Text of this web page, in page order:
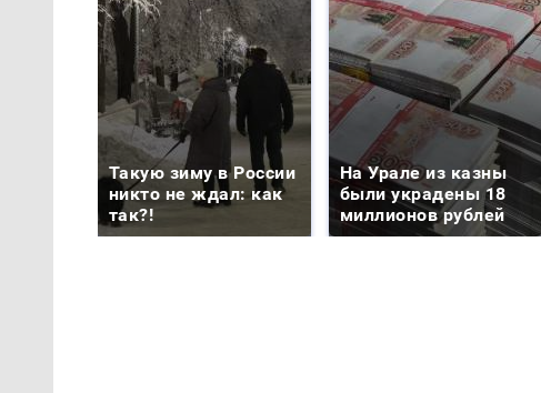
Такую зиму в России
никто не ждал: как
так?!
На Урале из казны
были украдены 18
миллионов рублей